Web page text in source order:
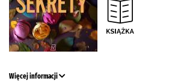
Więcej informacji